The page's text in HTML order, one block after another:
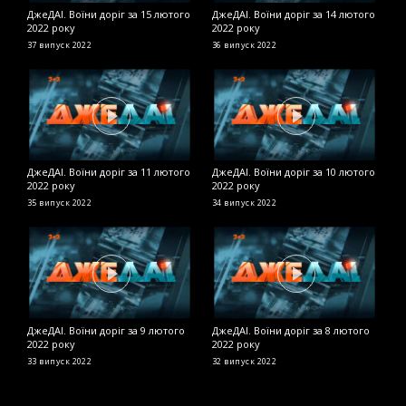
ДжеДАІ. Воїни доріг за 15 лютого
2022 року
37 випуск 2022
ДжеДАІ. Воїни доріг за 14 лютого
2022 року
36 випуск 2022
ДжеДАІ. Воїни доріг за 11 лютого
2022 року
35 випуск 2022
ДжеДАІ. Воїни доріг за 10 лютого
2022 року
34 випуск 2022
ДжеДАІ. Воїни доріг за 9 лютого
2022 року
33 випуск 2022
ДжеДАІ. Воїни доріг за 8 лютого
2022 року
32 випуск 2022